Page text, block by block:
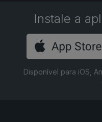
Instale a
Disponível para iOS,